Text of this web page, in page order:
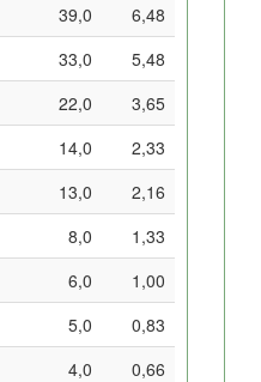
39,0
6,48
33,0
5,48
22,0
3,65
14,0
2,33
13,0
2,16
8,0
1,33
6,0
1,00
5,0
0,83
4,0
0,66